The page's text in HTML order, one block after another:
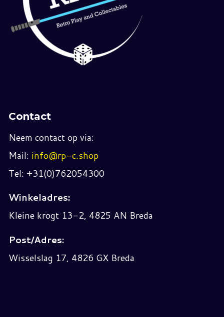
Contact
Neem contact op via:
Mail: info@rp-c.shop
Tel: +31(0)762054300
Winkeladres:
Kleine krogt 13-2, 4825 AN Breda
Post/Adres:
Wisselslag 17, 4826 GX Breda